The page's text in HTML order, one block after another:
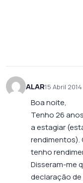
ALAR15 Abril 2014
Boa noite,
Tenho 26
a estagiar
rendimentos).
tenho
Disseram-me
declaração de